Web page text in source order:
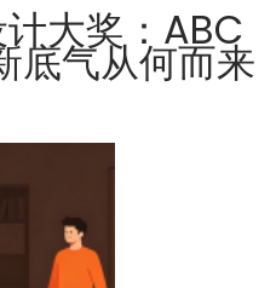
大奖：ABC
底气从何而来